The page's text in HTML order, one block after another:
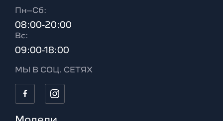
Пн–Сб:
08:00-20:00
Вc:
09:00-18:00
МЫ В СОЦ. СЕТЯХ